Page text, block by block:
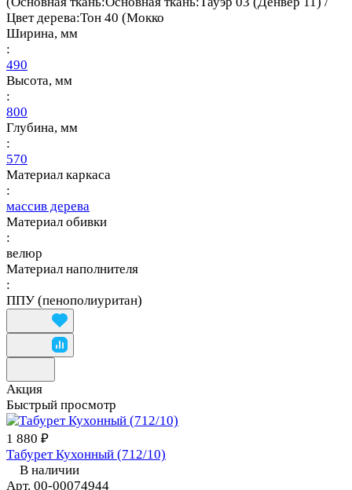
Цвет дерева:Тон 40 (Мокко
Ширина, мм
:
490
Высота, мм
:
800
Глубина, мм
:
570
Материал каркаса
:
массив дерева
Материал обивки
:
велюр
Материал наполнителя
:
ППУ (пенополиуритан)
Акция
Быстрый просмотр
1 880 ₽
Табурет Кухонный (712/10)
В наличии
Арт. 00-00074944